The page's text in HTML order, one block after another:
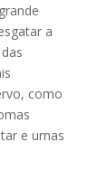
a
como
e urnas